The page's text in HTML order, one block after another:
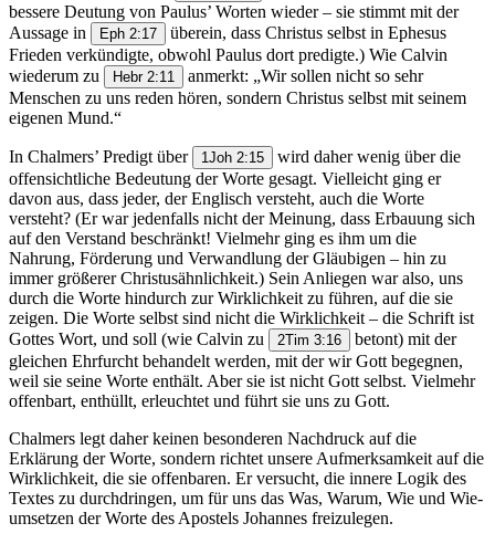
bessere Deutung von Paulus’ Worten wieder – sie stimmt mit der
Aussage in
Eph 2:17
überein, dass Christus selbst in Ephesus
Frieden verkündigte, obwohl Paulus dort predigte.) Wie Calvin
wiederum zu
Hebr 2:11
anmerkt: „Wir sollen nicht so sehr
Menschen zu uns reden hören, sondern Christus selbst mit seinem
eigenen Mund.“
In Chalmers’ Predigt über 1Joh 2:15
wird daher wenig über die
offensichtliche Bedeutung der Worte gesagt. Vielleicht ging er
davon aus, dass jeder, der Englisch versteht, auch die Worte
versteht? (Er war jedenfalls nicht der Meinung, dass Erbauung sich
auf den Verstand beschränkt! Vielmehr ging es ihm um die
Nahrung, Förderung und Verwandlung der Gläubigen – hin zu
immer größerer Christusähnlichkeit.) Sein Anliegen war also, uns
durch die Worte hindurch zur Wirklichkeit zu führen, auf die sie
zeigen. Die Worte selbst sind nicht die Wirklichkeit – die Schrift ist
Gottes Wort, und soll (wie Calvin zu
2Tim 3:16
betont) mit der
gleichen Ehrfurcht behandelt werden, mit der wir Gott begegnen,
weil sie seine Worte enthält. Aber sie ist nicht Gott selbst. Vielmehr
offenbart, enthüllt, erleuchtet und führt sie uns zu Gott.
Chalmers legt daher keinen besonderen Nachdruck auf die
Erklärung der Worte, sondern richtet unsere Aufmerksamkeit auf die
Wirklichkeit, die sie offenbaren. Er versucht, die innere Logik des
Textes zu durchdringen, um für uns das Was, Warum, Wie und Wie-
umsetzen der Worte des Apostels Johannes freizulegen.